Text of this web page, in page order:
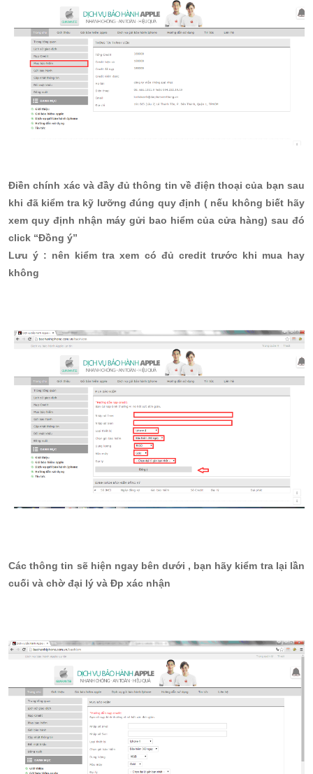
Điền chính xác và đầy đủ thông tin về điện thoại của bạn sau
khi đã kiểm tra kỹ lưỡng đúng quy định ( nếu không biết hãy
xem quy định nhận máy gửi bao hiểm của cửa hàng) sau đó
click “Đồng ý”
Lưu ý : nên kiểm tra xem có đủ credit trước khi mua hay
không
Các thông tin sẽ hiện ngay bên dưới , bạn hãy kiểm tra lại lần
cuối và chờ đại lý và Đp xác nhận